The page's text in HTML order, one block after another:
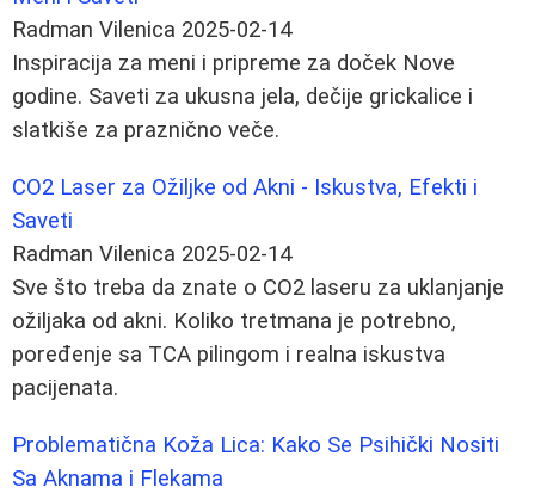
Radman Vilenica 2025-02-14
Inspiracija za meni i pripreme za doček Nove
godine. Saveti za ukusna jela, dečije grickalice i
slatkiše za praznično veče.
CO2 Laser za Ožiljke od Akni - Iskustva, Efekti i
Saveti
Radman Vilenica 2025-02-14
Sve što treba da znate o CO2 laseru za uklanjanje
ožiljaka od akni. Koliko tretmana je potrebno,
poređenje sa TCA pilingom i realna iskustva
pacijenata.
Problematična Koža Lica: Kako Se Psihički Nositi
Sa Aknama i Flekama